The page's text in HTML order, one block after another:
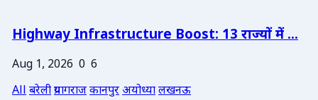
Highway Infrastructure Boost: 13 राज्यों में ...
Aug 1, 2026 0 6
Allबरेलीप्रयागराजकानपुरअयोध्यालखनऊ